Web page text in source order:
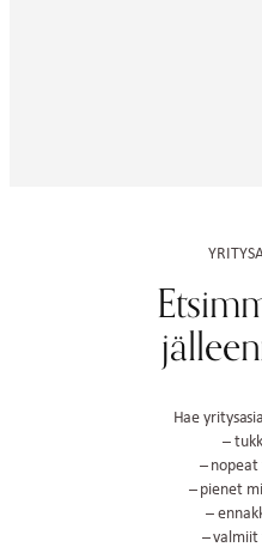
Hae
–
–
– pienet
–
–